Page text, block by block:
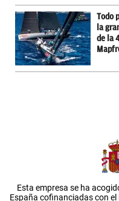
Todo
la
de la
Esta empresa se ha
España cofinanciadas con